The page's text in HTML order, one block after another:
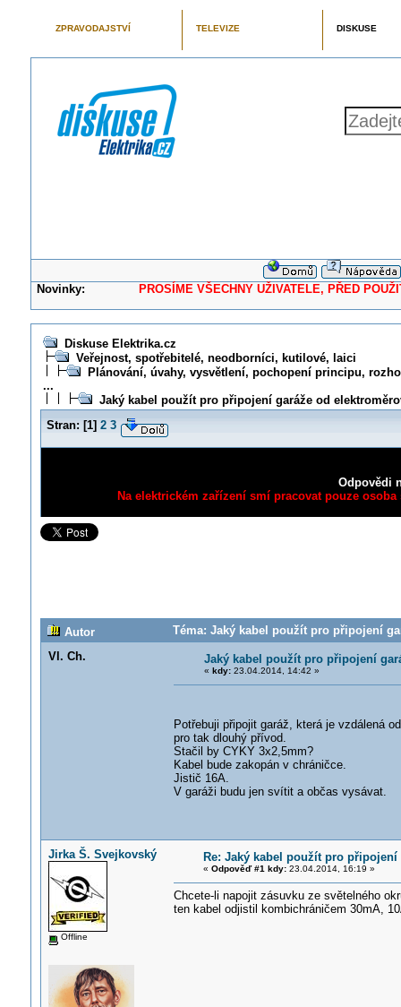
ZPRAVODAJSTVÍ TELEVIZE DISKUSE
Novinky: PROSÍME VŠECHNY UŽIVATELE, PŘED
Diskuse Elektrika.cz
Veřejnost, spotřebitelé, neodborníci, kutilové, laici
Plánování, úvahy, vysvětlení, pochopení principu,
...
Jaký kabel použít pro připojení garáže od
Stran: [1] 2 3
Odpovědi
Na elektrickém zařízení smí pracovat pouze
Autor
Téma: Jaký kabel použít pro připojení
Vl. Ch.
Jaký kabel použít pro připojení
« kdy:23.04.2014, 14:42 »
Potřebuji připojit garáž, která je vzdálená
pro tak dlouhý přívod.
Stačil by CYKY 3x2,5mm?
Kabel bude zakopán v chráničce.
Jistič 16A.
V garáži budu jen svítit a občas vysávat.
Jirka Š. Svejkovský
Offline
Re: Jaký kabel použít pro
« Odpověď #1 kdy:23.04.2014, 16:19 »
Chcete-li napojit zásuvku ze světelného
ten kabel odjistil kombichráničem 30mA,